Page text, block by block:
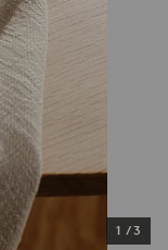
1 /3